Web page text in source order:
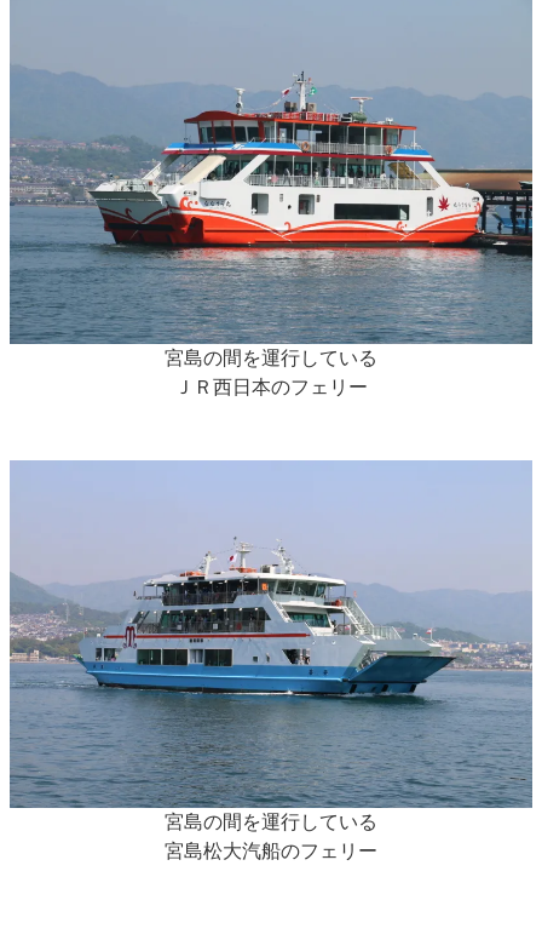
宮島の間を運行している
ＪＲ西日本のフェリー
宮島の間を運行している
宮島松大汽船のフェリー